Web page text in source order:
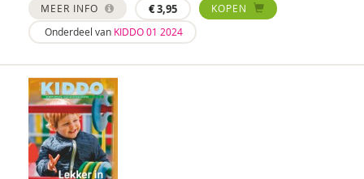
Daniëlla Bastin
Henriet Bathoorn
Rebecca Beck
Anke van Beckhoven
Celeste Bekkering
MEER INFO €3,95
KOPEN
Onderdeel van KIDDO 01 2024